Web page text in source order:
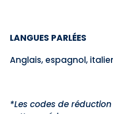
LANGUES PARLÉES
Anglais, espagnol,
*Les codes de